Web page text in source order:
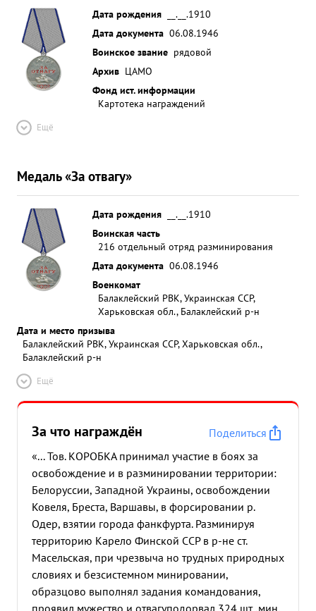
Дата рождения
__.__.1910
Дата документа 06.08.1946
Воинское звание рядовой
Архив ЦАМО
Фонд ист. информации
Картотека награждений
Ещё
Медаль «За отвагу»
Дата рождения
__.__.1910
Воинская часть
216 отдельный отряд разминирования
Дата документа 06.08.1946
Военкомат
Балаклейский РВК, Украинская ССР,
Харьковская обл., Балаклейский р-н
Дата и место призыва
Балаклейский РВК, Украинская ССР, Харьковская обл.,
Балаклейский р-н
Ещё
За что награждён
Поделиться
«... Тов. КОРОБКА принимал участие в боях за
освобождение и в разминировании территории:
Белоруссии, Западной Украины, освобождении
Ковеля, Бреста, Варшавы, в форсировании р.
Одер, взятии города фанкфурта. Разминируя
территорию Карело Финской ССР в р-не ст.
Масельская, при чрезвыча но трудных природных
словиях и безсистемном минировании,
образцово выполнял задания командования,
проявил мужество и отвагуподорвал 324 шт .мин.